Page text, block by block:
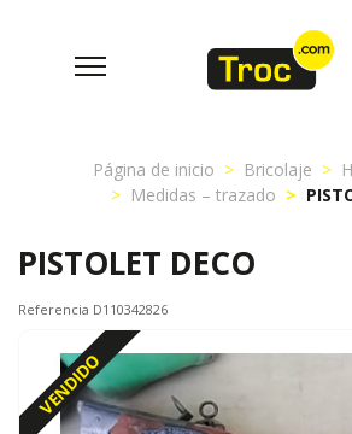
Página de inicio Bricolaje
Medidas – trazado
PISTOLET DECO
Referencia D110342826
VENDIDO